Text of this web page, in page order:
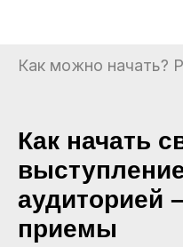
Как можно начать?
Как начать
аудиторией
приемы